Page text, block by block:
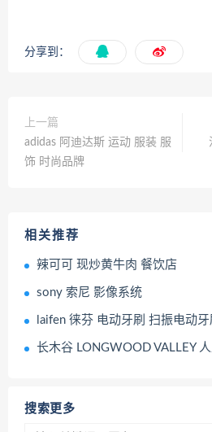
分享到：
上一篇
adidas 阿迪达斯 运动 服装 服
饰 时尚品牌
相关推荐
辣可可 现炒黄牛肉 餐饮店
sony 索尼 影像系统
laifen 徕芬 电动牙刷 扫振电动牙
长木谷 LONGWOOD VALLEY 人工
搜索更多